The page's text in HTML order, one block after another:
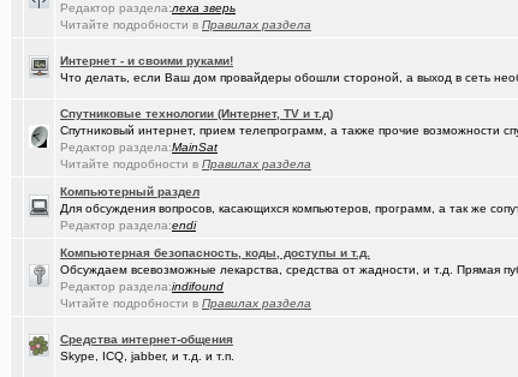
ОК Восток-Запад - что это, кто это?!
Кто такой человек?(kinslayer) +64
Фото форумчан(елочник) +4534
Старости Омска.(Молодец.)
Мьюинг за 3 минуты(tramov)
Красивая одежда для худеньких девушек (размер 40-42)
Забор из профнастила, как правильно?(Puzomax)
А у кого это сегодня День рождения? (Люля)
Восстановление информации с HDD, SSD, Flash. Ремонт HDD.
Редактор раздела:леха зверь
Читайте подробности в Правилах раздела
Интернет - и своими руками!
Что делать, если Ваш дом провайдеры обошли стороной, а выход в сеть
Спутниковые технологии (Интернет, TV и т.д)
Спутниковый интернет, прием телепрограмм, а также прочие возможности
Редактор раздела:MainSat
Читайте подробности в Правилах раздела
Компьютерный раздел
Для обсуждения вопросов, касающихся компьютеров, программ, а так же
Редактор раздела:endi
Компьютерная безопасность, коды, доступы и т.д.
Обсуждаем всевозможные лекарства, средства от жадности, и т.д. Прямая
Редактор раздела:indifound
Читайте подробности в Правилах раздела
Средства интернет-общения
Skype, ICQ, jabber, и т.д. и т.п.